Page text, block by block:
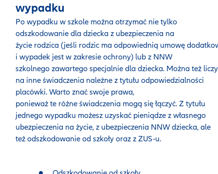
wypadku
Po wypadku w szkole można otrzymać nie tylko
odszkodowanie dla dziecka z ubezpieczenia na
życie rodzica (jeśli rodzic ma odpowiednią umowę
i wypadek jest w zakresie ochrony) lub z NNW
szkolnego zawartego specjalnie dla dziecka. Można też
na inne świadczenia należne z tytułu odpowiedzialności
placówki. Warto znać swoje prawa,
ponieważ te różne świadczenia mogą się łączyć. Z tytułu
jednego wypadku możesz uzyskać pieniądze z własnego
ubezpieczenia na życie, z ubezpieczenia NNW dziecka, ale
też odszkodowanie od szkoły oraz z ZUS-u.